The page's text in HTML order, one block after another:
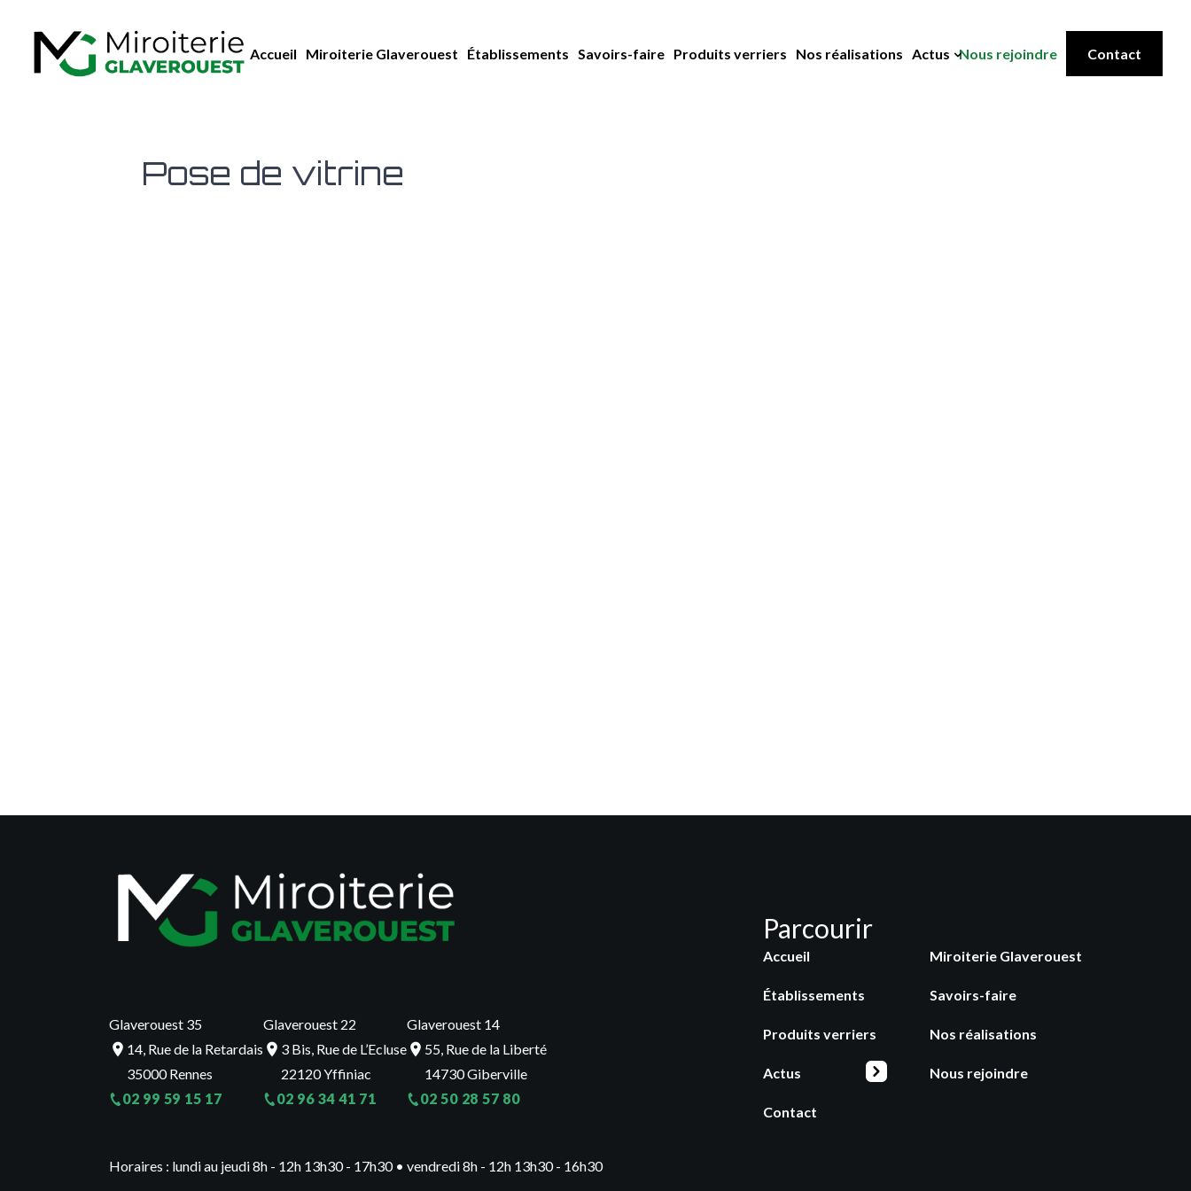
Accueil Miroiterie Glaverouest Établissements Savoirs-faire Produits verriers Nos réalisations Actus Nous rejoindre Contact
Pose de vitrine
Glaverouest 35
14, Rue de la Retardais
35000 Rennes
02 99 59 15 17
Glaverouest 22
3 Bis, Rue de L’Ecluse
22120 Yffiniac
02 96 34 41 71
Glaverouest 14
55, Rue de la Liberté
14730 Giberville
02 50 28 57 80
Horaires : lundi au jeudi 8h - 12h 13h30 - 17h30 • vendredi 8h - 12h 13h30 - 16h30
Parcourir
Accueil Miroiterie Glaverouest
Établissements Savoirs-faire
Produits verriers Nos réalisations
Actus Nous rejoindre
Contact